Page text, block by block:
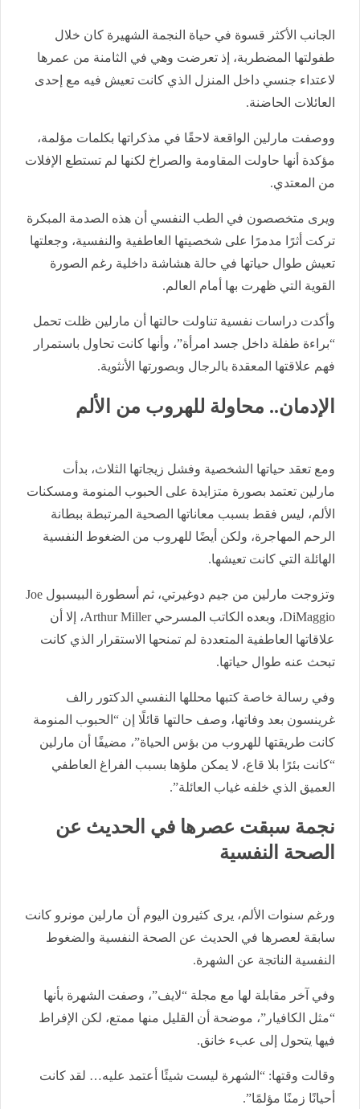
الجانب الأكثر قسوة في حياة النجمة الشهيرة كان خلال
طفولتها المضطربة، إذ تعرضت وهي في الثامنة من عمرها
لاعتداء جنسي داخل المنزل الذي كانت تعيش فيه مع إحدى
العائلات الحاضنة.
ووصفت مارلين الواقعة لاحقًا في مذكراتها بكلمات مؤلمة،
مؤكدة أنها حاولت المقاومة والصراخ لكنها لم تستطع الإفلات
من المعتدي.
ويرى متخصصون في الطب النفسي أن هذه الصدمة المبكرة
تركت أثرًا مدمرًا على شخصيتها العاطفية والنفسية، وجعلتها
تعيش طوال حياتها في حالة هشاشة داخلية رغم الصورة
القوية التي ظهرت بها أمام العالم.
وأكدت دراسات نفسية تناولت حالتها أن مارلين ظلت تحمل
“براءة طفلة داخل جسد امرأة”، وأنها كانت تحاول باستمرار
فهم علاقتها المعقدة بالرجال وبصورتها الأنثوية.
الإدمان.. محاولة للهروب من الألم
ومع تعقد حياتها الشخصية وفشل زيجاتها الثلاث، بدأت
مارلين تعتمد بصورة متزايدة على الحبوب المنومة ومسكنات
الألم، ليس فقط بسبب معاناتها الصحية المرتبطة ببطانة
الرحم المهاجرة، ولكن أيضًا للهروب من الضغوط النفسية
الهائلة التي كانت تعيشها.
وتزوجت مارلين من جيم دوغيرتي، ثم أسطورة البيسبول Joe
DiMaggio، وبعده الكاتب المسرحي Arthur Miller، إلا أن
علاقاتها العاطفية المتعددة لم تمنحها الاستقرار الذي كانت
تبحث عنه طوال حياتها.
وفي رسالة خاصة كتبها محللها النفسي الدكتور رالف
غرينسون بعد وفاتها، وصف حالتها قائلًا إن “الحبوب المنومة
كانت طريقتها للهروب من بؤس الحياة”، مضيفًا أن مارلين
“كانت بئرًا بلا قاع، لا يمكن ملؤها بسبب الفراغ العاطفي
العميق الذي خلفه غياب العائلة”.
نجمة سبقت عصرها في الحديث عن
الصحة النفسية
ورغم سنوات الألم، يرى كثيرون اليوم أن مارلين مونرو كانت
سابقة لعصرها في الحديث عن الصحة النفسية والضغوط
النفسية الناتجة عن الشهرة.
وفي آخر مقابلة لها مع مجلة “لايف”، وصفت الشهرة بأنها
“مثل الكافيار”، موضحة أن القليل منها ممتع، لكن الإفراط
فيها يتحول إلى عبء خانق.
وقالت وقتها: “الشهرة ليست شيئًا أعتمد عليه… لقد كانت
أحيانًا زمنًا مؤلمًا”.